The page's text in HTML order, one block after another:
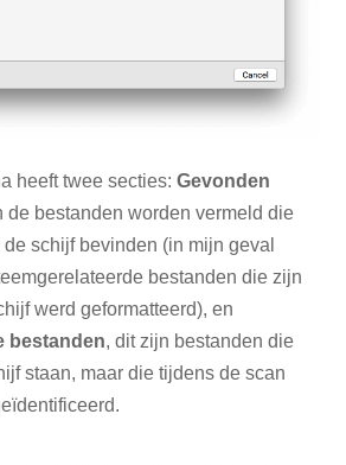
heeft twee secties:Gevonden
de bestanden worden vermeld die
schijf bevinden (in mijn geval
bestanden die zijn
werd geformatteerd), en
bestanden, dit zijn bestanden die
staan, maar die tijdens de scan